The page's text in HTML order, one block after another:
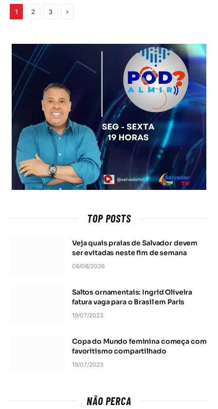
1 2 3 Próximo
TOP POSTS
Veja quais praias de Salvador devem
ser evitadas neste fim de semana
08/08/2026
Saltos ornamentais: Ingrid Oliveira
fatura vaga para o Brasil em Paris
19/07/2023
Copa do Mundo feminina começa com
favoritismo compartilhado
19/07/2023
NÃO PERCA